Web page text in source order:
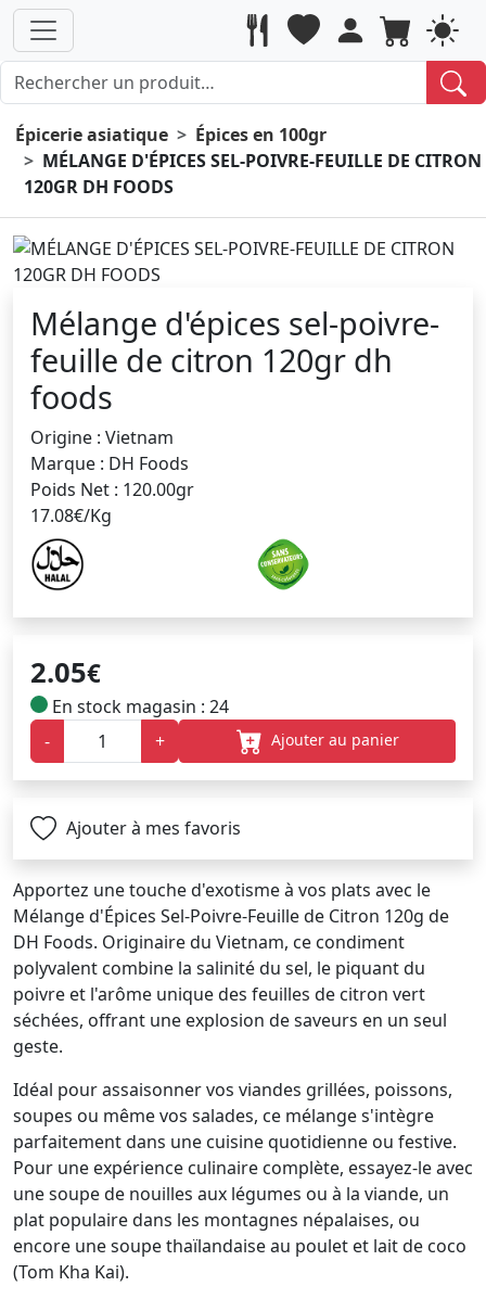
Épicerie asiatique
Épices en 100gr
MÉLANGE D'ÉPICES SEL-POIVRE-FEUILLE DE CITRON
120GR DH FOODS
Mélange d'épices sel-poivre-
feuille de citron 120gr dh
foods
Origine : Vietnam
Marque : DH Foods
Poids Net : 120.00gr
17.08€/Kg
2.05€
En stock magasin : 24
-
+ Ajouter au panier
Ajouter à mes favoris
Apportez une touche d'exotisme à vos plats avec le
Mélange d'Épices Sel-Poivre-Feuille de Citron 120g de
DH Foods. Originaire du Vietnam, ce condiment
polyvalent combine la salinité du sel, le piquant du
poivre et l'arôme unique des feuilles de citron vert
séchées, offrant une explosion de saveurs en un seul
geste.
Idéal pour assaisonner vos viandes grillées, poissons,
soupes ou même vos salades, ce mélange s'intègre
parfaitement dans une cuisine quotidienne ou festive.
Pour une expérience culinaire complète, essayez-le avec
une soupe de nouilles aux légumes ou à la viande, un
plat populaire dans les montagnes népalaises, ou
encore une soupe thaïlandaise au poulet et lait de coco
(Tom Kha Kai).